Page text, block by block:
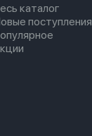
каталог
поступления